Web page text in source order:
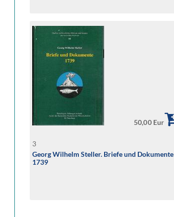
50,00 Eur
3
Georg Wilhelm Steller. Briefe und Dokumente
1739